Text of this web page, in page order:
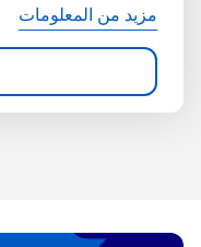
مزيد من المعلومات